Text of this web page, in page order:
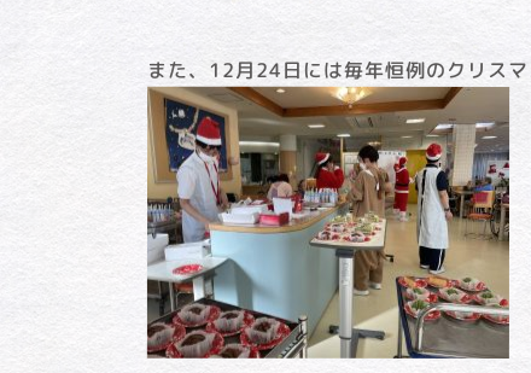
また、12月24日には毎年恒例のクリスマ